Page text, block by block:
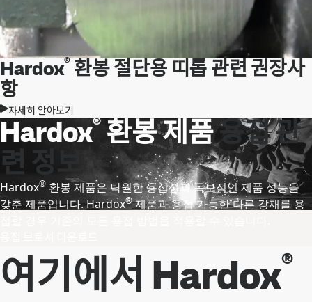
Hardox® 환봉 절단용 띠톱 관련 권장사
항
자세히 알아보기
Hardox® 환봉 제품용접 관
련 정보
Hardox® 환봉 제품은 탁월한 용접성과 독보적인 제품 성능을
갖춘 제품입니다. Hardox®제품과 용접 가능한 다른 강재를 용
여기에서 Hardox®